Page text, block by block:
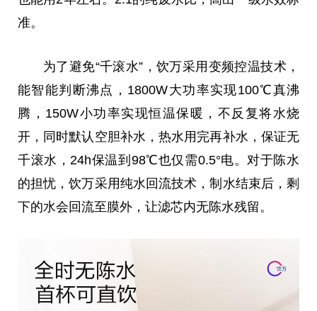
准。
为了避免“千滚水”，饮万采用变频控温技术，
能智能判断沸点，1800W大功率实现100℃真沸
腾，150W小功率实现恒温保暖，不反复将水烧
开，同时默认空胆补水，热水用完再补水，保证无
千滚水，24h保温到98℃也仅需0.5°电。对于陈水
的担忧，饮万采用纯水回流技术，制水结束后，剩
下的水会回流至膜外，让滤芯内无陈水残留。